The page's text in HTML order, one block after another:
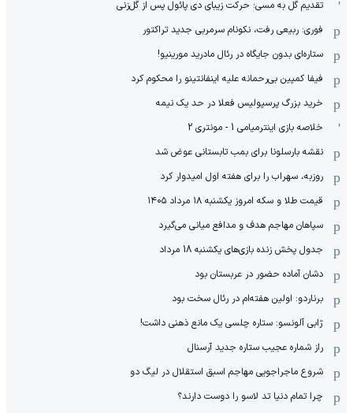
تقدیم گل به مسی؛ حرکت زیبای دی پائول پس از گل‌زنی
فوری: ربیعی رفت، نکونام سرمربی جدید تراکتور
ستاره‌ای بدون جایگاه در رئال مادرید مورینیو!
فیفا کمپین بی‌رحمانه علیه اینفانتینو را محکوم کرد
خرید بزرگ پرسپولیس فعلا در حد یک نیمه
خلاصه بازی اینترمیامی 1 - مونتری 2
نقشه بارسلونا برای بمب تابستانی عوض شد
روزبه، سهراب را برای هفته اول امیدوار کرد
قیمت طلا و سکه امروز یکشنبه ۱۸ مرداد ۱۴۰۵
سپاهان مهاجم هدف و مدافع میانی می‌گیرد
جدول پخش زنده بازی‌های یکشنبه 18 مرداد
دشان آماده حضور در عربستان بود
برناردو: اولین هفته‌ام در رئال سخت بود
ژابی آلونسو: ستاره چلسی یک مانع ذهنی داشت!
راز شماره عجیب ستاره جدید آرسنال
شروع ماجراجویی مهاجم اسبق استقلال در لیگ دو
چرا تمام دنیا تد لاسو را دوست دارند؟